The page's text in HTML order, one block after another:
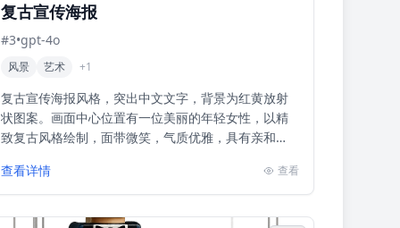
复古宣传海报
#3•gpt-4o
风景 艺术 +1
复古宣传海报风格，突出中文文字，背景为红黄放射
状图案。画面中心位置有一位美丽的年轻女性，以精
致复古风格绘制，面带微笑，气质优雅，具有亲和
爆价9.9/...
查看详情 查看